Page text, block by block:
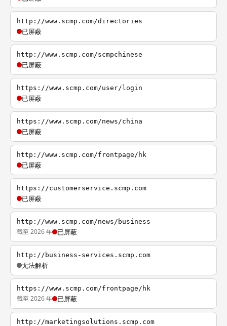
http://www.scmp.com/directories
已屏蔽
http://www.scmp.com/scmpchinese
已屏蔽
https://www.scmp.com/user/login
已屏蔽
https://www.scmp.com/news/china
已屏蔽
http://www.scmp.com/frontpage/hk
已屏蔽
https://customerservice.scmp.com
已屏蔽
http://www.scmp.com/news/business
截至 2026 年 已屏蔽
http://business-services.scmp.com
无法解析
https://www.scmp.com/frontpage/hk
截至 2026 年 已屏蔽
http://marketingsolutions.scmp.com